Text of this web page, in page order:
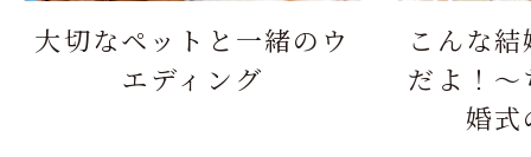
大切なペットと一緒のウ
エディング
こんな
だよ！
婚